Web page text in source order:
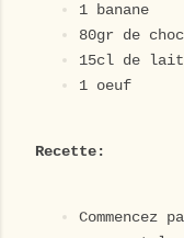
1 banane
80gr de
15cl de lait
1 oeuf
Recette: